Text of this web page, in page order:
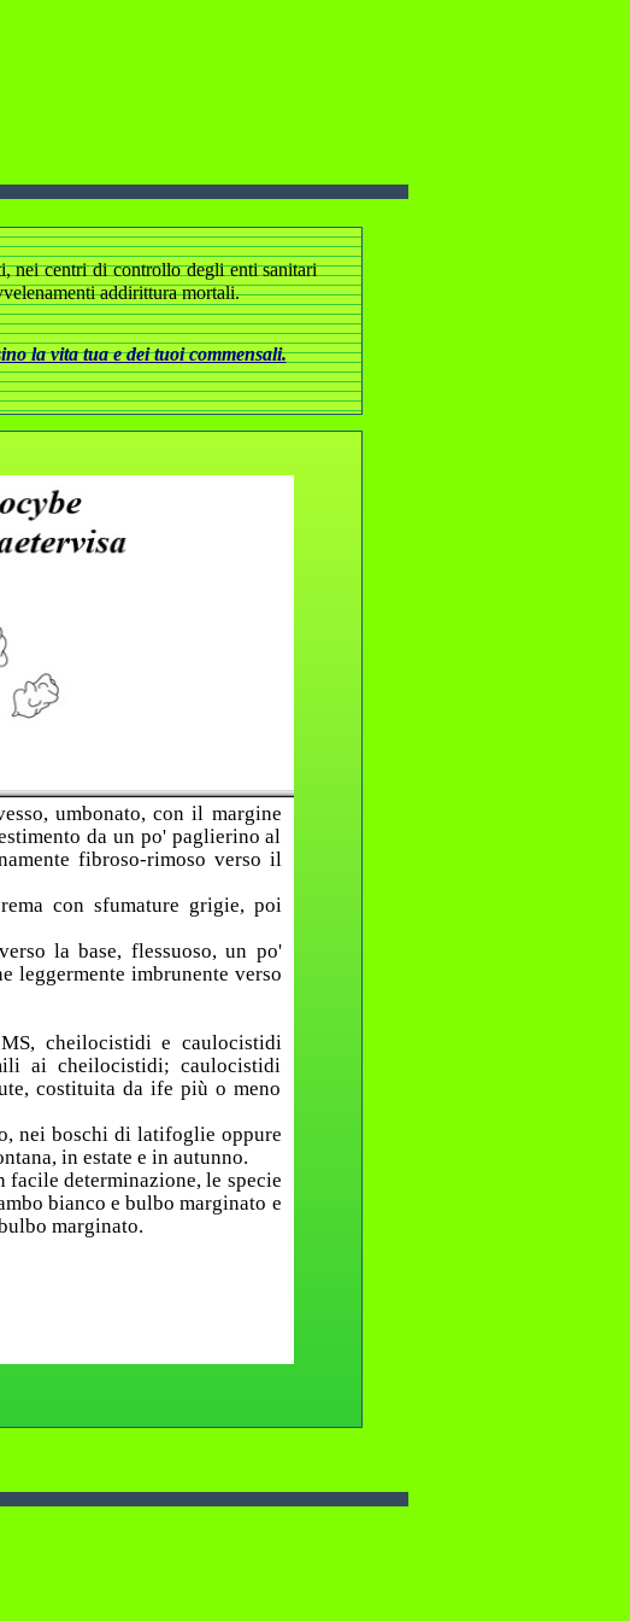
nei centri di controllo degli enti sanitari
addirittura mortali.
la vita tua e dei tuoi commensali.
umbonato, con il margine
da un po' paglierino al
fibroso-rimoso verso il
con sfumature grigie, poi
la base, flessuoso, un po'
leggermente imbrunente verso
cheilocistidi e caulocistidi
ai cheilocistidi; caulocistidi
costituita da ife più o meno
nei boschi di latifoglie oppure
in estate e in autunno.
facile determinazione, le specie
bianco e bulbo marginato e
marginato.